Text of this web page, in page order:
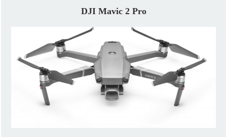
DJI Mavic 2 Pro